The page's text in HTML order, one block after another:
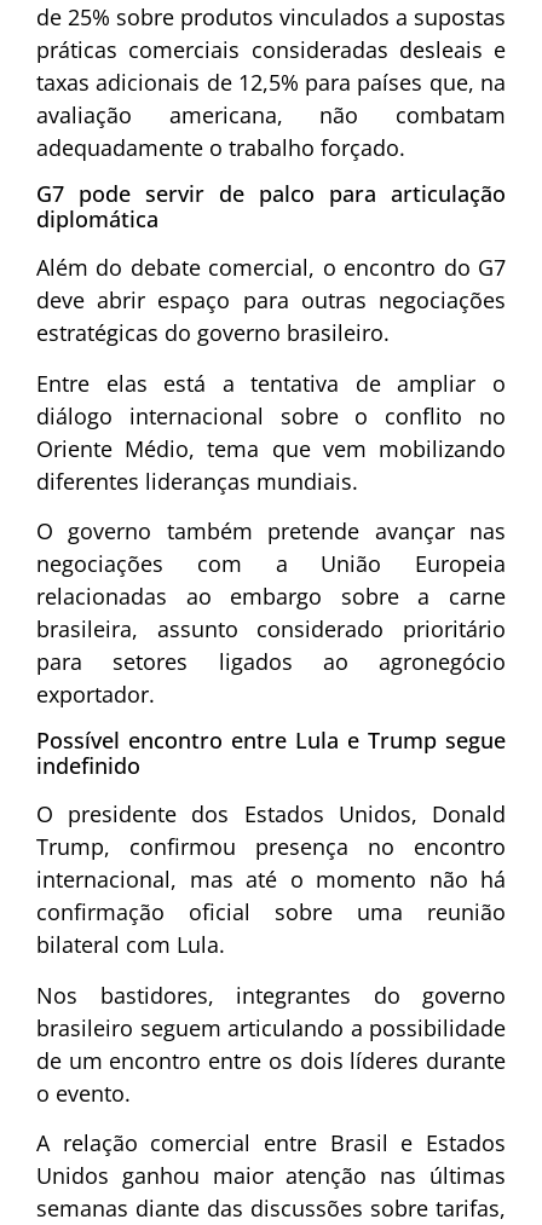
de 25% sobre produtos vinculados a supostas
práticas comerciais consideradas desleais e
taxas adicionais de 12,5% para países que, na
avaliação americana, não combatam
adequadamente o trabalho forçado.
G7 pode servir de palco para articulação
diplomática
Além do debate comercial, o encontro do G7
deve abrir espaço para outras negociações
estratégicas do governo brasileiro.
Entre elas está a tentativa de ampliar o
diálogo internacional sobre o conflito no
Oriente Médio, tema que vem mobilizando
diferentes lideranças mundiais.
O governo também pretende avançar nas
negociações com a União Europeia
relacionadas ao embargo sobre a carne
brasileira, assunto considerado prioritário
para setores ligados ao agronegócio
exportador.
Possível encontro entre Lula e Trump segue
indefinido
O presidente dos Estados Unidos, Donald
Trump, confirmou presença no encontro
internacional, mas até o momento não há
confirmação oficial sobre uma reunião
bilateral com Lula.
Nos bastidores, integrantes do governo
brasileiro seguem articulando a possibilidade
de um encontro entre os dois líderes durante
o evento.
A relação comercial entre Brasil e Estados
Unidos ganhou maior atenção nas últimas
semanas diante das discussões sobre tarifas,